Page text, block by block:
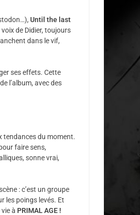
Until the last
de Didier, toujours
dans le vif,
ses effets. Cette
l’album, avec des
tendances du moment.
faire sens,
sonne vrai,
: c’est un groupe
les poings levés. Et
à PRIMAL AGE !